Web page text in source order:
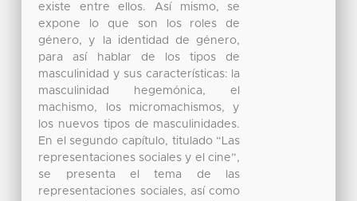
existe entre ellos. Así mismo, se
expone lo que son los roles de
género, y la identidad de género,
para así hablar de los tipos de
masculinidad y sus características: la
masculinidad hegemónica, el
machismo, los micromachismos, y
los nuevos tipos de masculinidades.
En el segundo capítulo, titulado “Las
representaciones sociales y el cine”,
se presenta el tema de las
representaciones sociales, así como